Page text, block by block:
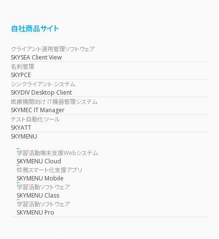
自社商品サイト
クライアント運用管理ソフトウェア
SKYSEA Client View
名刺管理
SKYPCE
シンクライアント システム
SKYDIV Desktop Client
医療機関向け IT機器管理システム
SKYMEC IT Manager
テスト自動化ツール
SKYATT
SKYMENU
学習活動端末支援Webシステム
SKYMENU Cloud
校務スマート化支援アプリ
SKYMENU Mobile
学習活動ソフトウェア
SKYMENU Class
学習活動ソフトウェア
SKYMENU Pro